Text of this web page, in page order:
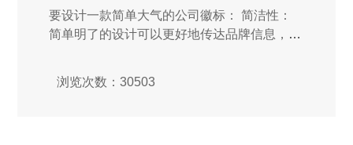
要设计一款简单大气的公司徽标： 简洁性：
简单明了的设计可以更好地传达品牌信息，使
浏览次数：30503